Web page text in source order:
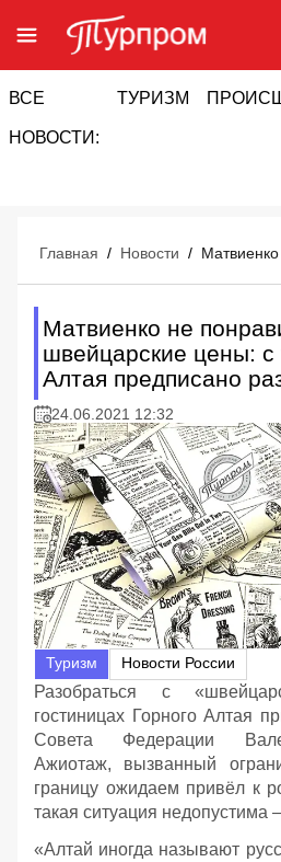
ВСЕ
НОВОСТИ:
ТУРИЗМ
Главная / Новости /
Матвиенко не
швейцарские цены: с
Алтая предписано
24.06.2021 12:32
Туризм Новости России
Разобраться с
гостиницах Горного Алтая
Совета Федерации
Ажиотаж, вызванный
границу ожидаем привёл к
такая ситуация недопустима
«Алтай иногда называют